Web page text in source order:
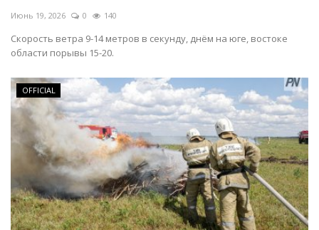
Июнь 19, 2026 0 140
Скорость ветра 9-14 метров в секунду, днём на юге, востоке
области порывы 15-20.
OFFICIAL